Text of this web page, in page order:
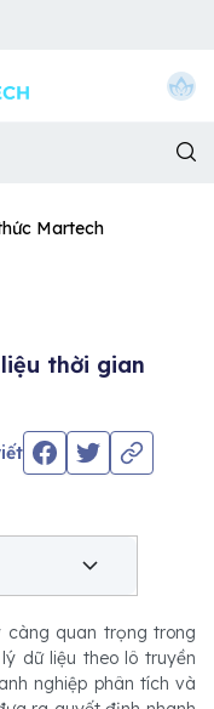
Martech
thời gian
quan trọng trong
dữ liệu theo lô truyền
nghiệp phân tích và